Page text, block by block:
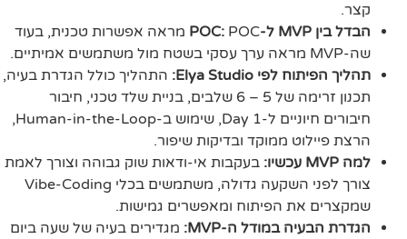
קצר.
הבדל בין MVP ל-POC:
POC מראה אפשרות טכנית, בעוד
שה-MVP מראה ערך עסקי בשטח מול משתמשים אמיתיים.
תהליך הפיתוח לפי Elya Studio:
התהליך כולל הגדרת בעיה,
תכנון זרימה של 5 – 6 שלבים, בניית שלד טכני, חיבור
חיבורים חיוניים ל-Day 1, שימוש ב-Human-in-the-Loop,
הרצת פיילוט ממוקד ובדיקות שיפור.
למה MVP עכשיו:
בעקבות אי-ודאות שוק גבוהה וצורך לאמת
צורך לפני השקעה גדולה, משתמשים בכלי Vibe-Coding
שמקצרים את הפיתוח ומאפשרים גמישות.
הגדרת הבעיה במודל ה-MVP:
מגדירים בעיה של שעה ביום